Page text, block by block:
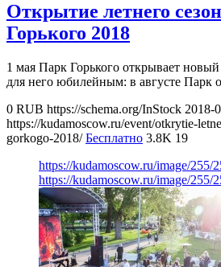
Открытие летнего
Горького 2018
1 мая Парк Горького открывает
для него юбилейным: в августе Парк
0 RUB https://schema.org/InStock 2018-
https://kudamoscow.ru/event/otkrytie-
gorkogo-2018/ Бесплатно 3.8K 19
https://kudamoscow.ru/image/255/
https://kudamoscow.ru/image/255/